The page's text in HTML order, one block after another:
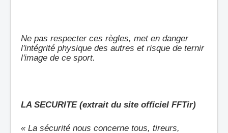
Ne pas respecter ces règles, met en danger
l'intégrité physique des autres et risque de ternir
l'image de ce sport.
LA SECURITE (extrait du site officiel FFTir)
« La sécurité nous concerne tous, tireurs,